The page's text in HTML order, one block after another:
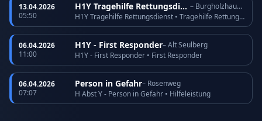
13.04.2026
05:50
H1Y Tragehilfe Rettungsdienst
– Burgholzhausen
H1Y Tragehilfe Rettungsdienst • Tragehilfe Rettungsdienst
06.04.2026
11:00
H1Y - First Responder– Alt Seulberg
H1Y - First Responder • First Responder
06.04.2026
07:07
Person in Gefahr– Rosenweg
H Abst Y - Person in Gefahr • Hilfeleistung